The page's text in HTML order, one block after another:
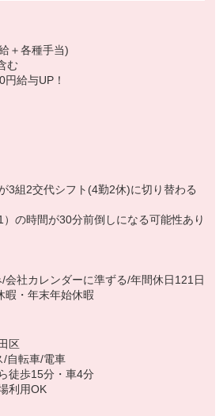
ます
ないか確認
のゆるみなど
にセット
して検査
ので未経験の方も安心♪
です♪
と作業したい方にもおすすめ！
説明させていただきます。
当該案件への配属が難しい場合がありま
＋各種手当)
む
給与UP！
3組2交代シフト(4勤2休)に切り替わる
の時間が30分前倒しになる可能性あり
会社カレンダーに準ずる/年間休日121日
暇・年末年始休暇
区
/自転車/電車
徒歩15分・車4分
利用OK